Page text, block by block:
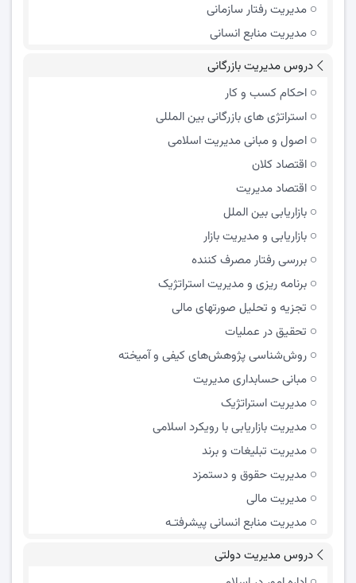
مدیریت رفتار سازمانی
مدیریت منابع انسانی
دروس مدیریت بازرگانی
احکام کسب و کار
استراتژی های بازرگانی بین المللی
اصول و مبانی مدیریت اسلامی
اقتصاد کلان
اقتصاد مدیریت
بازاریابی بین الملل
بازاریابی و مدیریت بازار
بررسی رفتار مصرف کننده
برنامه ریزی و مدیریت استراتژیک
تجزیه و تحلیل صورتهای مالی
تحقیق در عملیات
روش‌شناسی پژوهش‌های کیفی و آمیخته
مبانی حسابداری مدیریت
مدیریت استراتژیک
مدیریت بازاریابی با رویکرد اسلامی
مدیریت تبلیغات و برند
مدیریت حقوق و دستمزد
مدیریت مالی
مدیریت منابع انسانی پیشرفتـه
دروس مدیریت دولتی